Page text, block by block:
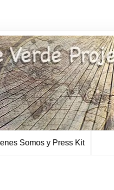
Somos y Press Kit